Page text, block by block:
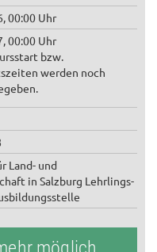
00:00 Uhr
00:00 Uhr
bzw.
werden noch
Land- und
in Salzburg Lehrlings-